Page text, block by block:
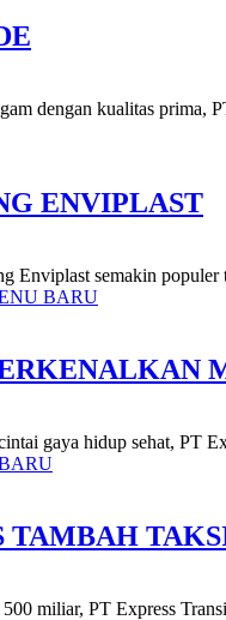
dengan kualitas prima,
ENVIPLAST
Enviplast semakin
gaya hidup sehat, PT
TAMBAH
miliar, PT Express